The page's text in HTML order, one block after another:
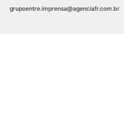
grupoentre.imprensa@agenciafr.com.br